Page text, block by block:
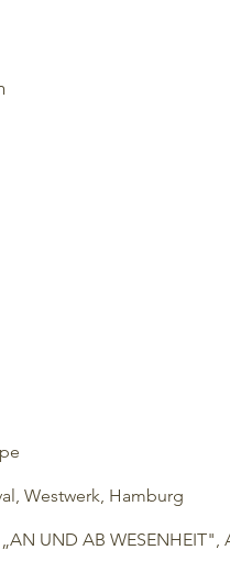
Westwerk, Hamburg
UND AB WESENHEIT",